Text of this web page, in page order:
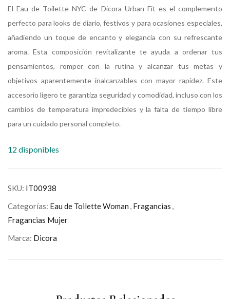
El Eau de Toilette NYC de Dicora Urban Fit es el complemento
perfecto para looks de diario, festivos y para ocasiones especiales,
añadiendo un toque de encanto y elegancia con su refrescante
aroma. Esta composición revitalizante te ayuda a ordenar tus
pensamientos, romper con la rutina y alcanzar tus metas y
objetivos aparentemente inalcanzables con mayor rapidez. Este
accesorio ligero te garantiza seguridad y comodidad, incluso con los
cambios de temperatura impredecibles y la falta de tiempo libre
para un cuidado personal completo.
12 disponibles
SKU: IT00938
Categorías: Eau de Toilette Woman , Fragancias ,
Fragancias Mujer
Marca: Dicora